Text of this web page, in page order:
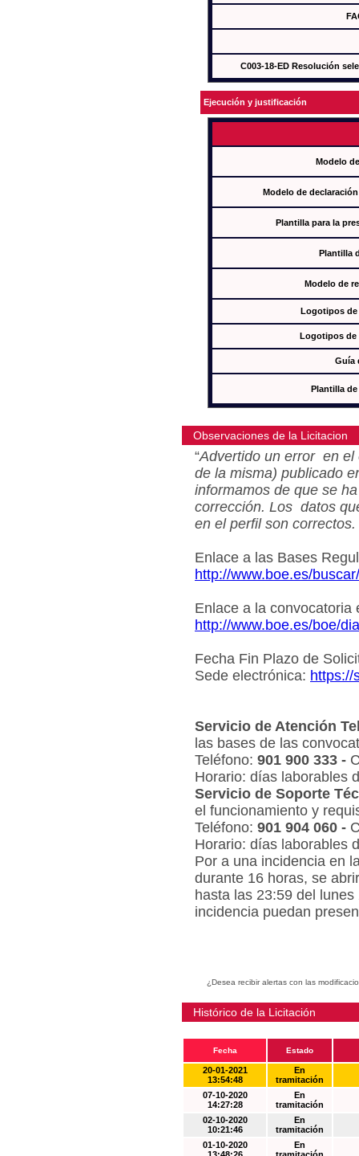
C003-18-ED Resolución
Ejecución y justificación
Modelo
Modelo de
Plantilla para la
Plantilla
Modelo de
Logotipos de
Logotipos de
Guía
Plantilla
Observaciones de la Licitacion
“Advertido un error en el
de la misma) publicado
informamos de que se
corrección. Los datos
en el perfil son correctos.
Enlace a las Bases
http://www.boe.es/
Enlace a la convocatoria
http://www.boe.es/boe/
Fecha Fin Plazo de
Sede electrónica: https://
Servicio de Atención
las bases de las
Teléfono: 901 900 333 -
Horario: días laborables
Servicio de Soporte
el funcionamiento y
Teléfono: 901 904 060 -
Horario: días laborables
Por a una incidencia en
durante 16 horas, se
hasta las 23:59 del
incidencia puedan
¿Desea recibir alertas con las
Histórico de la Licitación
Fecha Estado
20-01-2021
13:54:48
En
tramitación
07-10-2020
14:27:28
En
tramitación
02-10-2020
10:21:46
En
tramitación
01-10-2020
En